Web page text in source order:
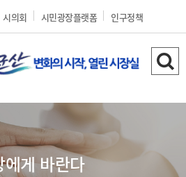
시의회 시민광장플랫폼 인구정책
검
하
에게 바란다